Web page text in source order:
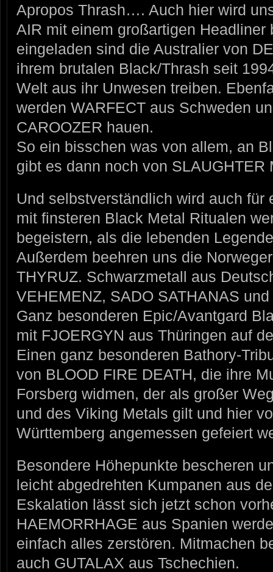
Apropos Thrash…. Auch hier wird
AIR mit einem großartigen Headliner
eingeladen sind die Australier von
ihrem brutalen Black/Thrash seit
Welt aus ihr Unwesen treiben.
werden WARFECT aus Schweden
CAROOZER hauen.
So ein bisschen was von allem, an
gibt es dann noch von SLAUGHTER
Und selbstverständlich wird auch für
mit finsteren Black Metal Ritualen
begeistern, als die lebenden
Außerdem beehren uns die
THYRUZ. Schwarzmetall aus
VEHEMENZ, SADO SATHANAS
Ganz besonderen Epic/Avantgard
mit FJOERGYN aus Thüringen auf
Einen ganz besonderen Bathory-
von BLOOD FIRE DEATH, die ihre
Forsberg widmen, der als großer
und des Viking Metals gilt und hier
Württemberg angemessen gefeiert
Besondere Höhepunkte bescheren
leicht abgedrehten Kumpanen aus
Eskalation lässt sich jetzt schon
HAEMORRHAGE aus Spanien
einfach alles zerstören. Mitmachen
auch GUTALAX aus Tschechien.